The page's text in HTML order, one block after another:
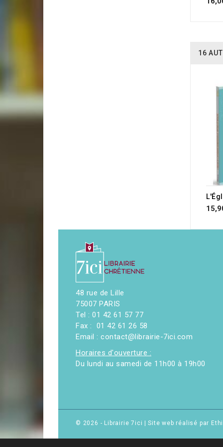
16
48 rue de Lille
75007 PARIS
Tel : 01 42 61 57 77
Fax : 01 42 61 26 58
Email : contact@librairie-7ici.com
Horaires d'ouverture :
Du lundi au samedi de 11h00 à 19h00
© 2026 - Librairie 7ici |Site web réalisé par